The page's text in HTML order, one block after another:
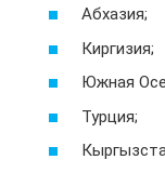
Абхазия;
Киргизия;
Южная
Турция;